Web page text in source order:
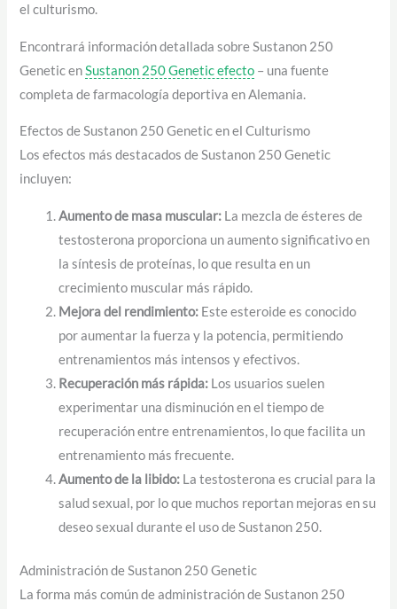
el culturismo.
Encontrará información detallada sobre Sustanon 250
Genetic enSustanon 250 Genetic efecto – una fuente
completa de farmacología deportiva en Alemania.
Efectos de Sustanon 250 Genetic en el Culturismo
Los efectos más destacados de Sustanon 250 Genetic
incluyen:
Aumento de masa muscular: La mezcla de ésteres de
testosterona proporciona un aumento significativo en
la síntesis de proteínas, lo que resulta en un
crecimiento muscular más rápido.
Mejora del rendimiento: Este esteroide es conocido
por aumentar la fuerza y la potencia, permitiendo
entrenamientos más intensos y efectivos.
Recuperación más rápida: Los usuarios suelen
experimentar una disminución en el tiempo de
recuperación entre entrenamientos, lo que facilita un
entrenamiento más frecuente.
Aumento de la libido: La testosterona es crucial para la
salud sexual, por lo que muchos reportan mejoras en su
deseo sexual durante el uso de Sustanon 250.
Administración de Sustanon 250 Genetic
La forma más común de administración de Sustanon 250